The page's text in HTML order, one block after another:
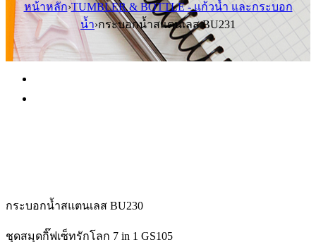
หน้าหลัก›TUMBLER & BOTTLE - แก้วน้ำ และกระบอก
น้ำ›กระบอกน้ำสแตนเลส BU231
กระบอกน้ำสแตนเลส BU230
ชุดสมุดกิ๊ฟเซ็ทรักโลก 7 in 1 GS105